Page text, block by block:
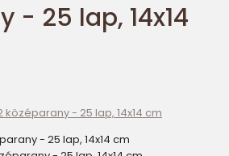
- 25 lap, 14x14
középarany - 25 lap, 14x14 cm
- 25 lap, 14x14 cm